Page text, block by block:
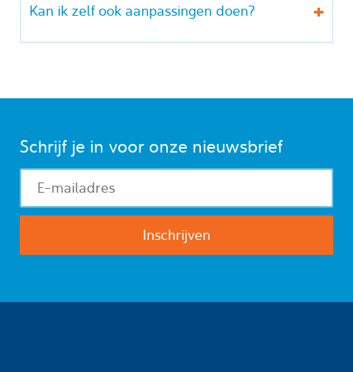
Kan ik zelf ook aanpassingen doen?
Schrijf je in voor onze nieuwsbrief